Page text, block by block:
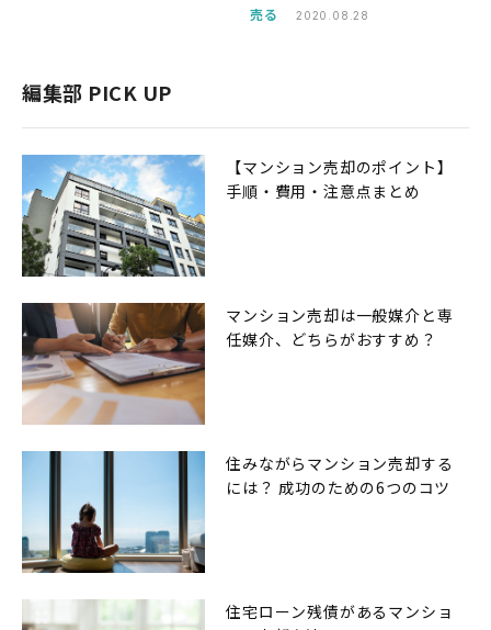
売る 2020.08.28
編集部 PICK UP
【マンション売却のポイント】
手順・費用・注意点まとめ
マンション売却は一般媒介と専
任媒介、どちらがおすすめ？
住みながらマンション売却する
には？ 成功のための6つのコツ
住宅ローン残債があるマンショ